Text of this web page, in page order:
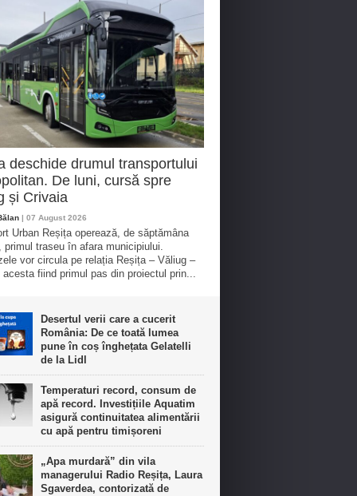
deschide drumul transportului
De luni, cursă spre
și Crivaia
| 07 August 2026
Urban Reșița operează, de săptămâna
primul traseu în afara municipiului.
vor circula pe relația Reșița – Văliug –
fiind primul pas din proiectul prin...
Desertul verii care a cucerit
România: De ce toată lumea
pune în coș înghețata Gelatelli
de la Lidl
Temperaturi record, consum de
apă record. Investițiile Aquatim
asigură continuitatea alimentării
cu apă pentru timișoreni
„Apa murdară” din vila
managerului Radio Reșița, Laura
Sgaverdea, contorizată de